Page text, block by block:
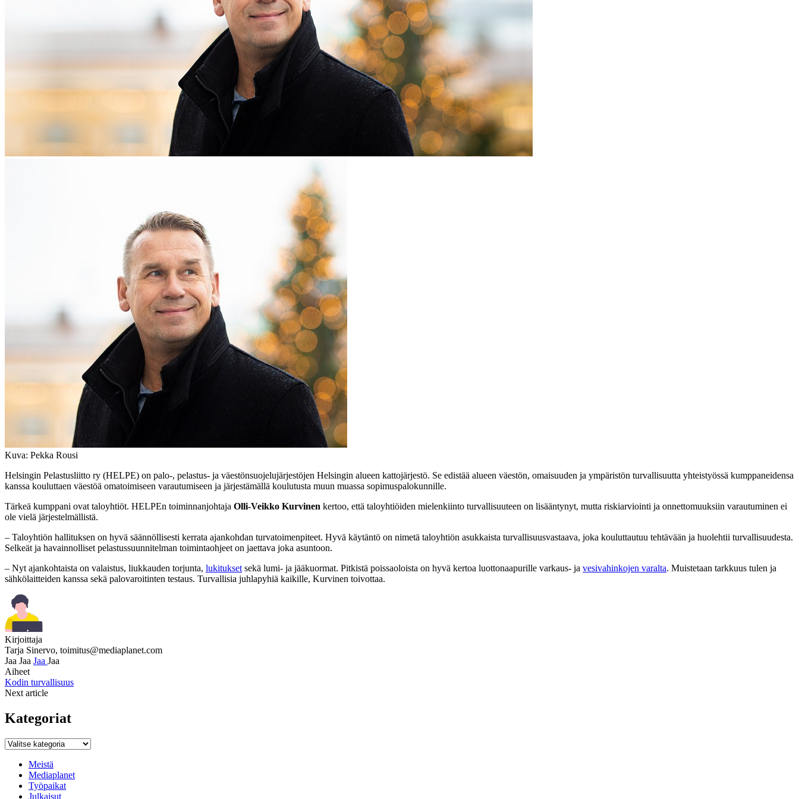
Kuva: Pekka Rousi
Helsingin Pelastusliitto ry (HELPE) on palo-, pelastus- ja väestönsuojelujärjestöjen Helsingin alueen kattojärjestö. Se edistää alueen väestön, omaisuuden ja ympäristön turvallisuutta yhteistyössä kumppaneidensa
kanssa kouluttaen väestöä omatoimiseen varautumiseen ja järjestämällä koulutusta muun muassa sopimuspalokunnille.
Tärkeä kumppani ovat taloyhtiöt. HELPEn toiminnanjohtaja Olli-Veikko Kurvinen kertoo, että taloyhtiöiden mielenkiinto turvallisuuteen on lisääntynyt, mutta riskiarviointi ja onnettomuuksiin varautuminen ei
ole vielä järjestelmällistä.
– Taloyhtiön hallituksen on hyvä säännöllisesti kerrata ajankohdan turvatoimenpiteet. Hyvä käytäntö on nimetä taloyhtiön asukkaista turvallisuusvastaava, joka kouluttautuu tehtävään ja huolehtii turvallisuudesta.
Selkeät ja havainnolliset pelastussuunnitelman toimintaohjeet on jaettava joka asuntoon.
– Nyt ajankohtaista on valaistus, liukkauden torjunta, lukitukset sekä lumi- ja jääkuormat. Pitkistä poissaoloista on hyvä kertoa luottonaapurille varkaus- ja vesivahinkojen varalta. Muistetaan tarkkuus tulen ja
sähkölaitteiden kanssa sekä palovaroitinten testaus. Turvallisia juhlapyhiä kaikille, Kurvinen toivottaa.
Kirjoittaja
Tarja Sinervo, toimitus@mediaplanet.com
Jaa Jaa Jaa Jaa
Aiheet
Kodin turvallisuus
Next article
Kategoriat
Kategoriat
Meistä
Mediaplanet
Työpaikat
Julkaisut